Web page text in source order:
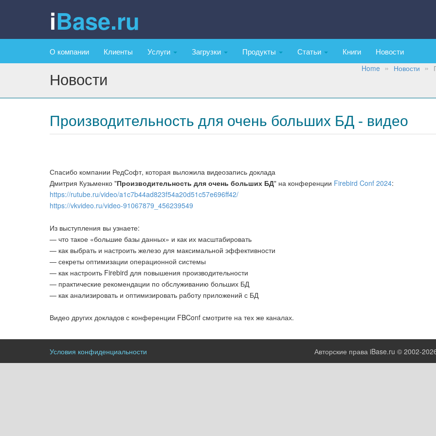
iBase.ru
О компании Клиенты Услуги Загрузки Продукты Статьи Книги Новости
Новости
Home Новости
Производительность для очень больших БД - видео
Спасибо компании РедСофт, которая выложила видеозапись доклада
Дмитрия Кузьменко "Производительность для очень больших БД" на конференции Firebird Conf 2024:
https://rutube.ru/video/a1c7b44ad823f54a20d51c57e696ff42/
https://vkvideo.ru/video-91067879_456239549
Из выступления вы узнаете:
— что такое «большие базы данных» и как их масштабировать
— как выбрать и настроить железо для максимальной эффективности
— секреты оптимизации операционной системы
— как настроить Firebird для повышения производительности
— практические рекомендации по обслуживанию больших БД
— как анализировать и оптимизировать работу приложений с БД
Видео других докладов с конференции FBConf смотрите на тех же каналах.
Условия конфиденциальности Авторские права iBase.ru © 2002-